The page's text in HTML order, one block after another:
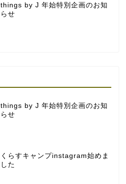
things by J 年始特別企画のお知
らせ
things by J 年始特別企画のお知
らせ
くらすキャンプinstagram始めま
した